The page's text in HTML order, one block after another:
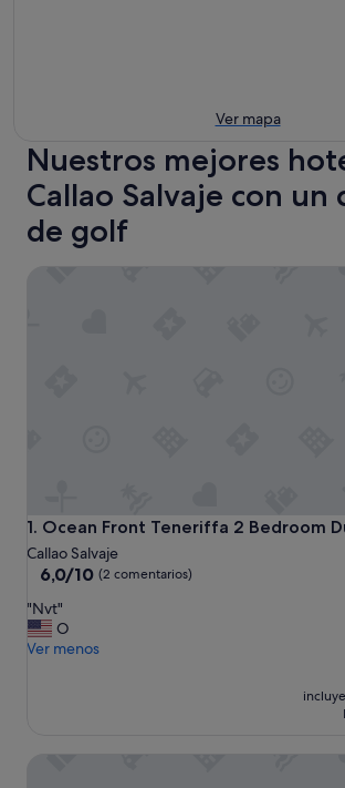
Ver mapa
Nuestros mejores
Callao Salvaje con un
de golf
1. Ocean Front Teneriffa 2 Bedroom
Ocean Front Teneriffa 2 Bedroom
Callao Salvaje
6.0
10,
(2 comentarios)
6,0/10 (2 comentarios)
"
N
v
"Nvt"
O
Ver menos
Reef Aqua Vista 3 bedroom Costa